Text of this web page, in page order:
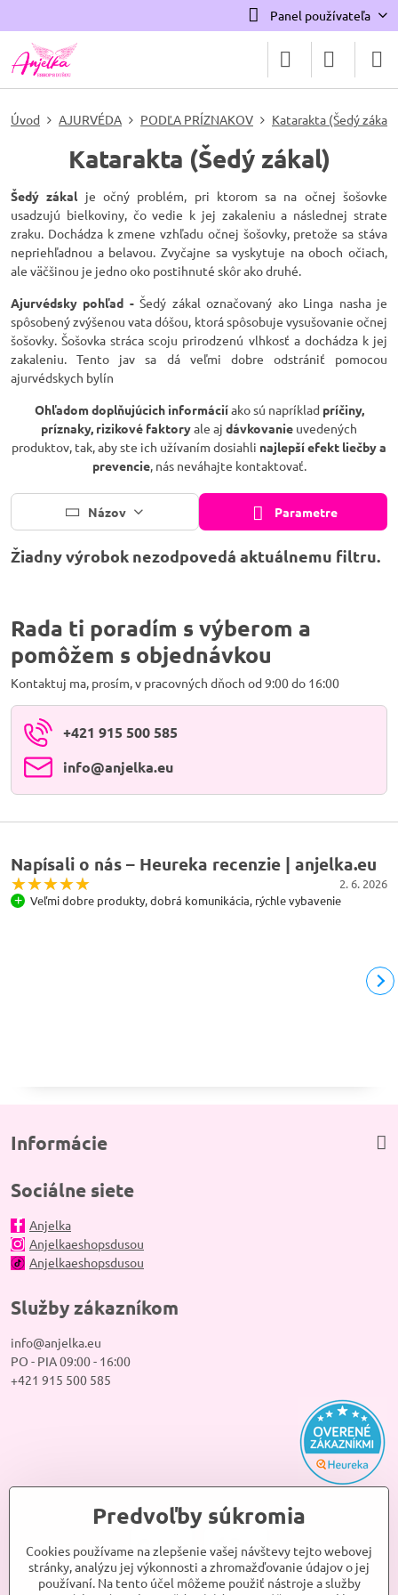
Panel používateľa
Úvod AJURVÉDA PODĽA PRÍZNAKOV Katarakta (Šedý zákal)
Katarakta (Šedý zákal)
Šedý zákalje očný problém, pri ktorom sa na očnej šošovke
usadzujú bielkoviny, čo vedie k jej zakaleniu a následnej strate
zraku. Dochádza k zmene vzhľadu očnej šošovky, pretože sa stáva
nepriehľadnou a belavou. Zvyčajne sa vyskytuje na oboch očiach,
ale väčšinou je jedno oko postihnuté skôr ako druhé.
Ajurvédsky pohľad -Šedý zákal označovaný ako Linga nasha je
spôsobený zvýšenou vata dóšou, ktorá spôsobuje vysušovanie očnej
šošovky. Šošovka stráca scoju prirodzenú vlhkosť a dochádza k jej
zakaleniu. Tento jav sa dá veľmi dobre odstrániť pomocou
ajurvédskych bylín
Ohľadom doplňujúcich informáciíako sú napríklad príčiny,
príznaky, rizikové faktoryale aj dávkovanie uvedených
produktov, tak, aby ste ich užívaním dosiahli najlepší efekt liečby a
prevencie, nás neváhajte kontaktovať.
Názov Parametre
Rada ti poradím s výberom a
pomôžem s objednávkou
Kontaktuj ma, prosím, v pracovných dňoch od 9:00 do 16:00
+421 915 500 585
info​@anjelka​.eu
Napísali o nás – Heureka recenzie | anjelka.eu
2. 6. 2026
Veľmi dobre produkty, dobrá komunikácia, rýchle vybavenie
Informácie
Sociálne siete
Anjelka
Anjelkaeshopsdusou
Anjelkaeshopsdusou
Služby zákazníkom
info@anjelka.eu
PO - PIA 09:00 - 16:00
+421 915 500 585
Predvoľby súkromia
Cookies používame na zlepšenie vašej návštevy tejto webovej
stránky, analýzu jej výkonnosti a zhromažďovanie údajov o jej
používaní. Na tento účel môžeme použiť nástroje a služby